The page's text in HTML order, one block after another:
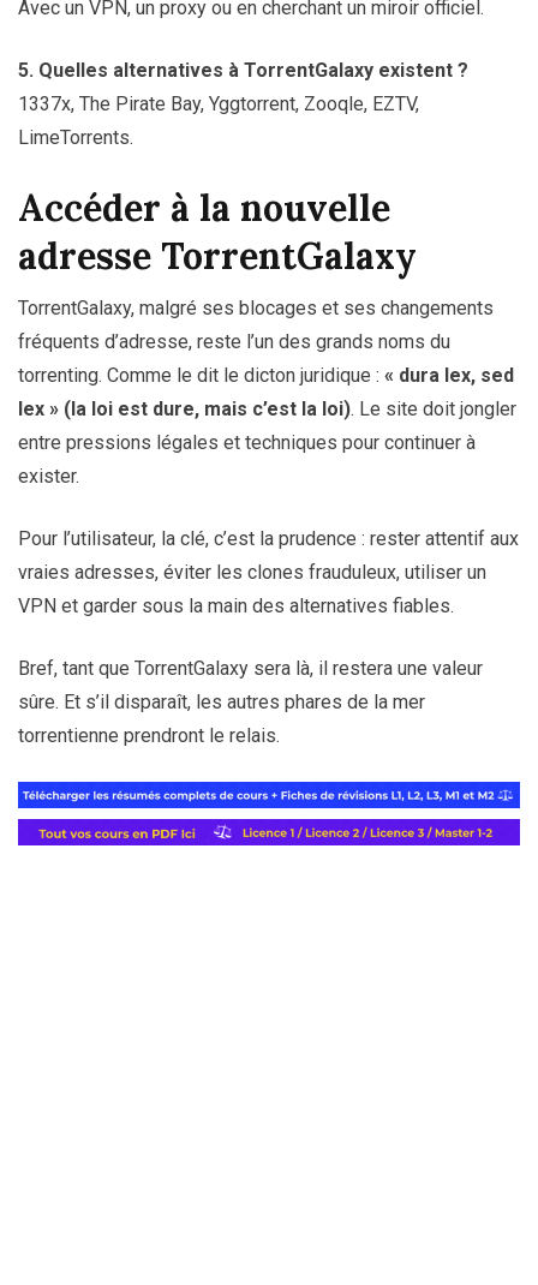
Avec un VPN, un proxy ou en cherchant un miroir officiel.
5. Quelles alternatives à TorrentGalaxy existent ?
1337x, The Pirate Bay, Yggtorrent, Zooqle, EZTV,
LimeTorrents.
Accéder à la nouvelle
adresse TorrentGalaxy
TorrentGalaxy, malgré ses blocages et ses changements
fréquents d’adresse, reste l’un des grands noms du
torrenting. Comme le dit le dicton juridique : « dura lex, sed
lex » (la loi est dure, mais c’est la loi). Le site doit jongler
entre pressions légales et techniques pour continuer à
exister.
Pour l’utilisateur, la clé, c’est la prudence : rester attentif aux
vraies adresses, éviter les clones frauduleux, utiliser un
VPN et garder sous la main des alternatives fiables.
Bref, tant que TorrentGalaxy sera là, il restera une valeur
sûre. Et s’il disparaît, les autres phares de la mer
torrentienne prendront le relais.